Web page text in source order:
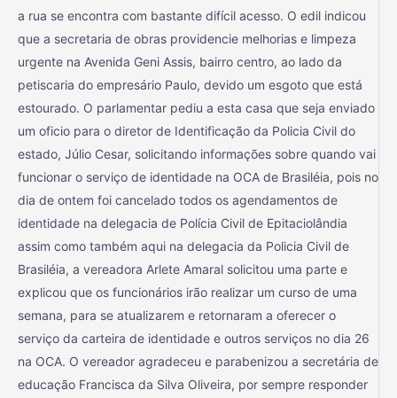
a rua se encontra com bastante difícil acesso. O edil indicou
que a secretaria de obras providencie melhorias e limpeza
urgente na Avenida Geni Assis, bairro centro, ao lado da
petiscaria do empresário Paulo, devido um esgoto que está
estourado. O parlamentar pediu a esta casa que seja enviado
um oficio para o diretor de Identificação da Policia Civil do
estado, Júlio Cesar, solicitando informações sobre quando vai
funcionar o serviço de identidade na OCA de Brasiléia, pois no
dia de ontem foi cancelado todos os agendamentos de
identidade na delegacia de Polícia Civil de Epitaciolândia
assim como também aqui na delegacia da Policia Civil de
Brasiléia, a vereadora Arlete Amaral solicitou uma parte e
explicou que os funcionários irão realizar um curso de uma
semana, para se atualizarem e retornaram a oferecer o
serviço da carteira de identidade e outros serviços no dia 26
na OCA. O vereador agradeceu e parabenizou a secretária de
educação Francisca da Silva Oliveira, por sempre responder